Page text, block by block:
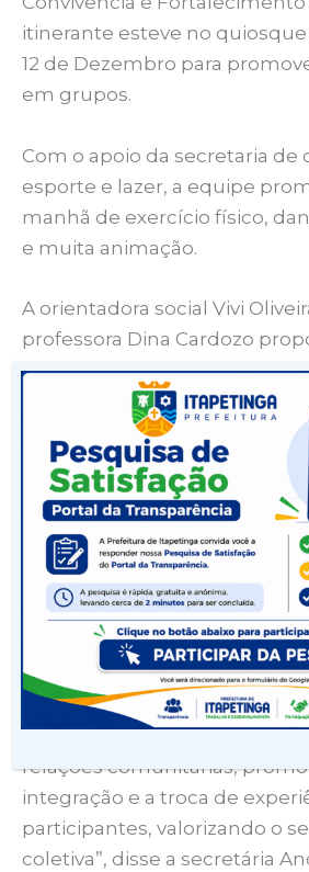
itinerante esteve no quiosque
12 de Dezembro para
em grupos.
Com o apoio da secretaria de
esporte e lazer, a equipe
manhã de exercício físico,
e muita animação.
A orientadora social Vivi
professora Dina Cardozo
participantes momentos de
vivência corporal.
O projeto seguirá ainda pelos
Neto Fernandes e Cassiano
grupo também desenvolverá
escolas Jandiroba e Manoel
“A gente precisou
serviços coletivos em meio à
Agora, seguindo todos os
segurança, a gente retoma
trabalho que tem o objetivo
relações comunitárias,
integração e a troca de
participantes, valorizando o
coletiva”, disse a secretária